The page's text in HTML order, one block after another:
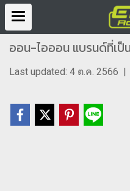
ออน-ไอออน แบรนด์ที่เป็
Last updated: 4 ต.ค. 2566 |